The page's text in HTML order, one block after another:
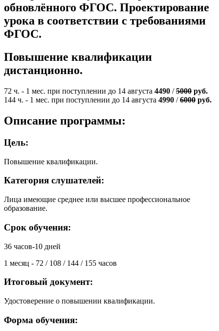
обновлённого ФГОС. Проектирование
урока в соответствии с требованиями
ФГОС.
Повышение квалификации
дистанционно.
72 ч. - 1 мес. при поступлении до 14 августа 4490 /5000 руб.
144 ч. - 1 мес. при поступлении до 14 августа 4990 /6000 руб.
Описание программы:
Цель:
Повышение квалификации.
Категория слушателей:
Лица имеющие среднее или высшее профессиональное
образование.
Срок обучения:
36 часов-10 дней
1 месяц - 72 / 108 / 144 / 155 часов
Итоговый документ:
Удостоверение о повышении квалификации.
Форма обучения: